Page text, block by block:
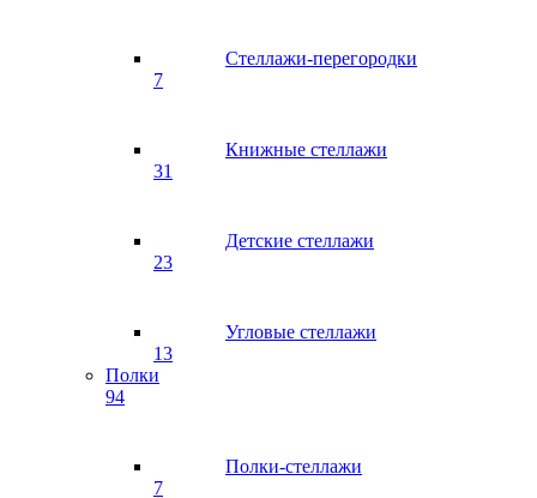
Стеллажи-перегородки
7
Книжные стеллажи
31
Детские стеллажи
23
Угловые стеллажи
13
Полки
94
Полки-стеллажи
7